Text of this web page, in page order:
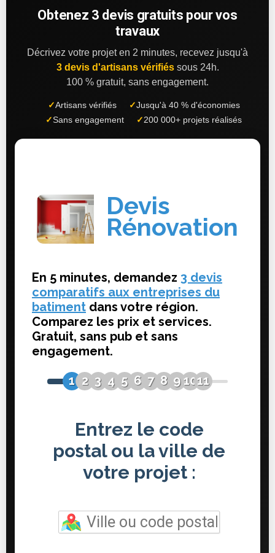
Obtenez 3 devis gratuits pour vos
travaux
Décrivez votre projet en 2 minutes, recevez jusqu'à
3 devis d'artisans vérifiéssous 24h.
100 % gratuit, sans engagement.
✓Artisans vérifiés ✓Jusqu'à 40 % d'économies
✓Sans engagement ✓ 200 000+ projets réalisés